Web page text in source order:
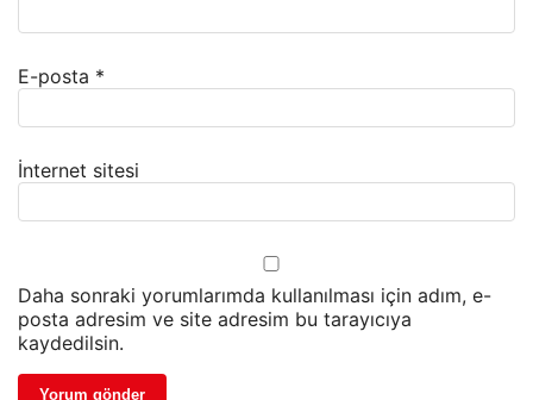
E-posta *
İnternet sitesi
Daha sonraki yorumlarımda kullanılması için adım, e-
posta adresim ve site adresim bu tarayıcıya
kaydedilsin.